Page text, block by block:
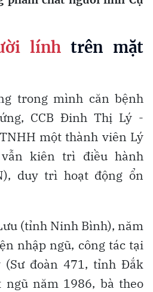
lính trên mặt
trong mình căn bệnh
CCB Đinh Thị Lý -
một thành viên Lý
kiên trì điều hành
duy trì hoạt động ổn
(tỉnh Ninh Bình), năm
nhập ngũ, công tác tại
(Sư đoàn 471, tỉnh Đắk
ngũ năm 1986, bà theo